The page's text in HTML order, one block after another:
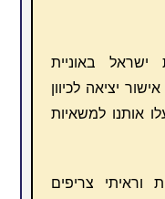
ישראל באוניית
יציאה לכיוון
אותנו למשאיות
וראיתי צריפים